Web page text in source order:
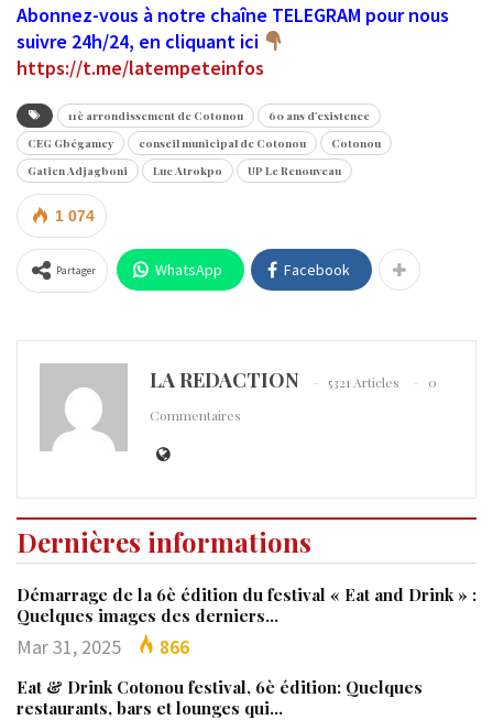
Abonnez-vous à notre chaîne TELEGRAM pour nous
suivre 24h/24, en cliquant ici
https://t.me/latempeteinfos
11è arrondissement de Cotonou
60 ans d'existence
CEG Gbégamey
conseil municipal de Cotonou
Cotonou
Gatien Adjagboni
Luc Atrokpo UP Le Renouveau
1 074
Partager WhatsApp Facebook
LA REDACTION 5321 Articles
0
Commentaires
Dernières informations
Démarrage de la 6è édition du festival « Eat and Drink » :
Quelques images des derniers…
Mar 31, 2025 866
Eat & Drink Cotonou festival, 6è édition: Quelques
restaurants, bars et lounges qui…